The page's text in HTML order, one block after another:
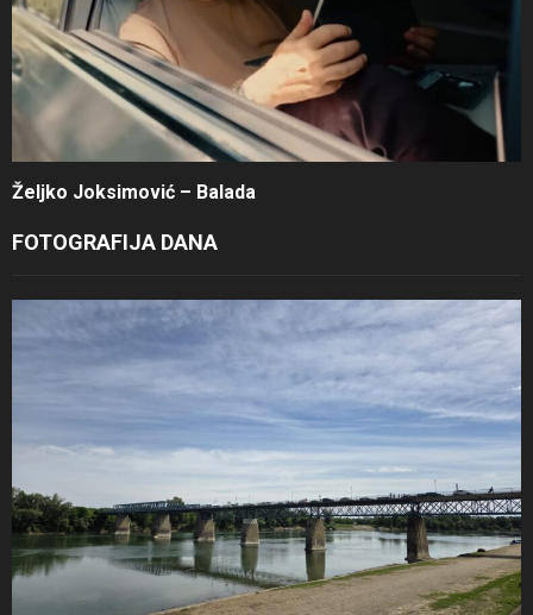
Željko Joksimović – Balada
FOTOGRAFIJA DANA